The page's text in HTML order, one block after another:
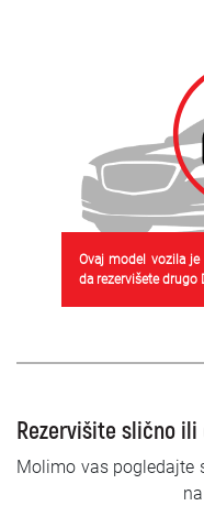
Ovaj model vozila
da rezervišete drugo
Rezervišite slično
Molimo vas pogledajte